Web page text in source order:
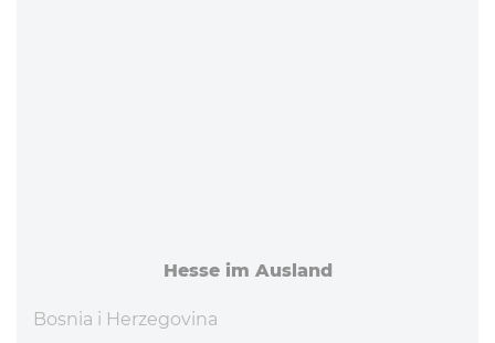
Hesse im Ausland
Bosnia i Herzegovina